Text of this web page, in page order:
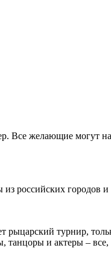
Все желающие могут
российских городов и
рыцарский турнир,
и актеры –